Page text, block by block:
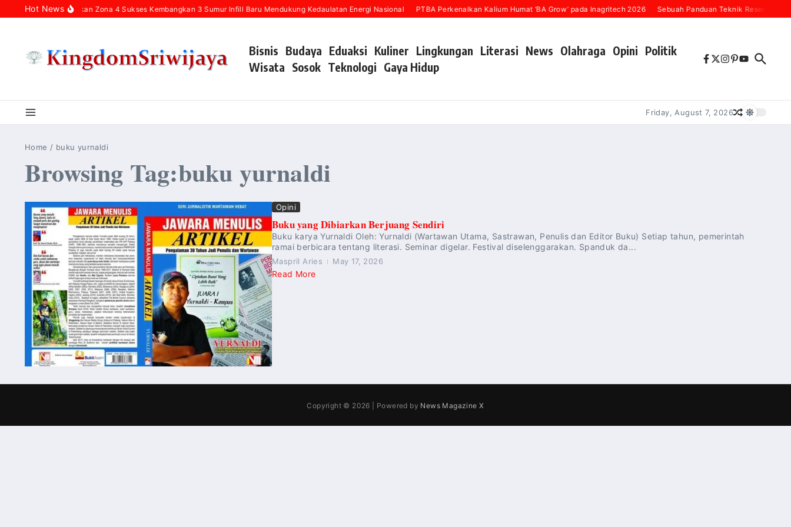
Skip to content
Hot News
Pertamina Hulu Rokan Zona 4 Sukses Kembangkan 3 Sumur Infill Baru Mendukung Kedaulatan Energi Nasional PTBA Perkenalkan Kalium Humat ‘BA Grow’ pada Inagritech 2026 Sebuah Panduan Teknik Resensi
Bisnis Budaya Eduaksi Kuliner Lingkungan Literasi News Olahraga Opini Politik
Wisata Sosok Teknologi Gaya Hidup
Friday, August 7, 2026
Home / buku yurnaldi
Browsing Tag:buku yurnaldi
Opini
Buku yang Dibiarkan Berjuang Sendiri
Buku karya Yurnaldi Oleh: Yurnaldi (Wartawan Utama, Sastrawan, Penulis dan Editor Buku) Setiap tahun, pemerintah
ramai berbicara tentang literasi. Seminar digelar. Festival diselenggarakan. Spanduk da...
Maspril Aries May 17, 2026
Read More
Copyright © 2026 | Powered by News Magazine X